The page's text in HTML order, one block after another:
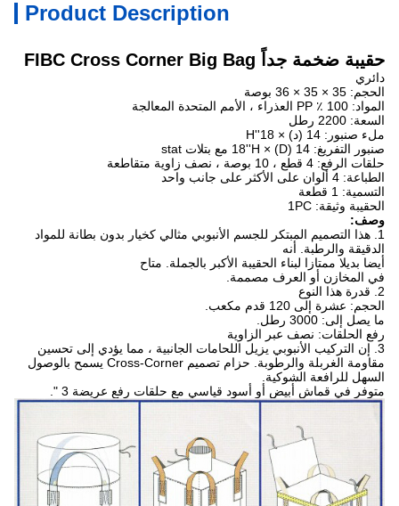
Product Description
حقيبة ضخمة جداً FIBC Cross Corner Big Bag
دائري
الحجم: 35 × 35 × 36 بوصة
المواد: 100 ٪ PP العذراء ، الأمم المتحدة المعالجة
السعة: 2200 رطل
ملء صنبور: 14 (د) × 18''H
صنبور التفريغ: 14 (D) × 18''H مع بتلات stat
حلقات الرفع: 4 قطع ، 10 بوصة ، نصف زاوية متقاطعة
الطباعة: 4 ألوان على الأكثر على جانب واحد
التسمية: 1 قطعة
الحقيبة وثيقة: 1PC
وصف:
1. هذا التصميم المبتكر للجسم الأنبوبي مثالي كخيار بدون بطانة للمواد
الدقيقة والرطبة. أنه
أيضا بديلا ممتازا لبناء الحقيبة الأكبر بالجملة. متاح
في المخازن أو العرف مصممة.
الحجم: عشرة إلى 120 قدم مكعب.
ما يصل إلى: 3000 رطل.
رفع الحلقات: نصف عبر الزاوية
3. إن التركيب الأنبوبي يزيل اللحامات الجانبية ، مما يؤدي إلى تحسين
مقاومة الغربلة والرطوبة. حزام تصميم Cross-Corner يسمح بالوصول
السهل للرافعة الشوكية.
متوفر في قماش أبيض أو أسود قياسي مع حلقات رفع عريضة 3 ".